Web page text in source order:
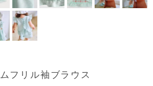
フリル袖ブラウス